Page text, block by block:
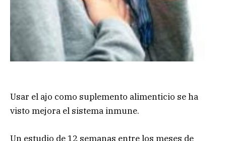
Usar el ajo como suplemento alimenticio se ha
visto mejora el sistema inmune.
Un estudio de 12 semanas entre los meses de